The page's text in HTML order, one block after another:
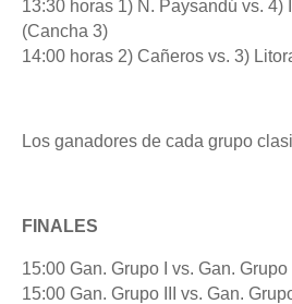
13:30 horas 1) N. Paysandú vs. 4)
(Cancha 3)
14:00 horas 2) Cañeros vs. 3)
Los ganadores de cada grupo
FINALES
15:00 Gan. Grupo I vs. Gan.
15:00 Gan. Grupo III vs. Gan.